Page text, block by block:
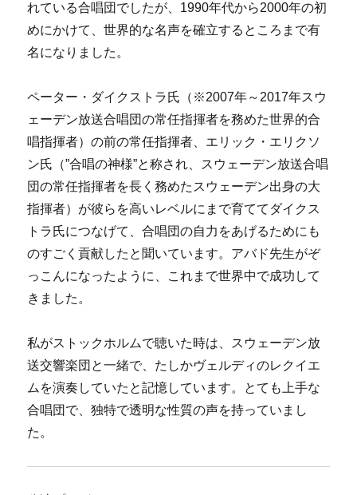
れている合唱団でしたが、1990年代から2000年の初
めにかけて、世界的な名声を確立するところまで有
名になりました。
ペーター・ダイクストラ氏（※2007年～2017年スウ
ェーデン放送合唱団の常任指揮者を務めた世界的合
唱指揮者）の前の常任指揮者、エリック・エリクソ
ン氏（”合唱の神様”と称され、スウェーデン放送合唱
団の常任指揮者を長く務めたスウェーデン出身の大
指揮者）が彼らを高いレベルにまで育ててダイクス
トラ氏につなげて、合唱団の自力をあげるためにも
のすごく貢献したと聞いています。アバド先生がぞ
っこんになったように、これまで世界中で成功して
きました。
私がストックホルムで聴いた時は、スウェーデン放
送交響楽団と一緒で、たしかヴェルディのレクイエ
ムを演奏していたと記憶しています。とても上手な
合唱団で、独特で透明な性質の声を持っていまし
た。